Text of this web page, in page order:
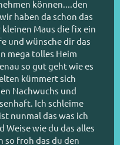
können....den
haben da schon das
Maus die fix ein
und wünsche dir das
mega tolles Heim
so gut geht wie es
kümmert sich
Nachwuchs und
Ich schleime
nunmal das was ich
Weise wie du das alles
so froh das du den